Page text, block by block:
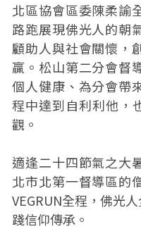
北區協會區委陳柔諭
路跑展現佛光人的朝
顧助人與社會關懷，
贏。松山第二分會督
個人健康、為分會帶
程中達到自利利他，
觀。
適逢二十四節氣之大
北市北第一督導區的
VEGRUN全程，佛光
踐信仰傳承。